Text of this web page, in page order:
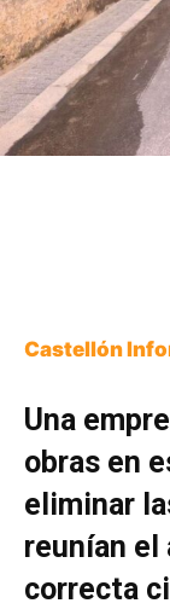
Castellón
Una
obras en
eliminar
reunían el
correcta